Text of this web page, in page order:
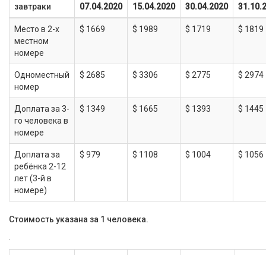
завтраки
07.04.2020
15.04.2020
30.04.2020
Место в 2-х
местном
номере
$ 1669 $ 1989 $ 1719 $ 1819
Одноместный
номер
$ 2685 $ 3306 $ 2775 $ 2974
Доплата за 3-
го человека в
номере
$ 1349 $ 1665 $ 1393 $ 1445
Доплата за
ребёнка 2-12
лет (3-й в
номере)
$ 979 $ 1108 $ 1004 $ 1056
Стоимость указана за 1 человека.